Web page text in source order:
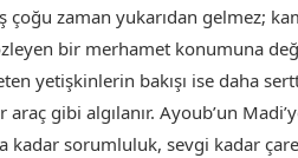
çoğu zaman yukarıdan gelmez;
bir merhamet konumuna
yetişkinlerin bakışı ise daha
gibi algılanır. Ayoub’un
kadar sorumluluk, sevgi kadar